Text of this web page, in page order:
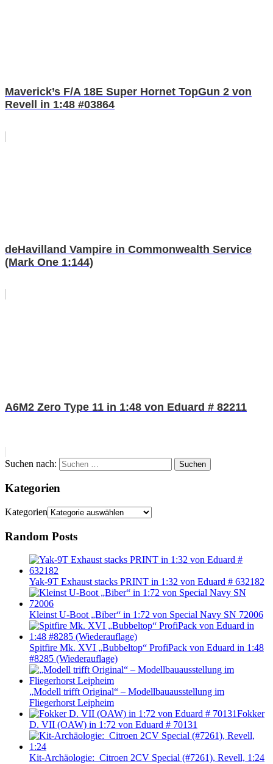
Maverick’s F/A 18E Super Hornet TopGun 2 von
Revell in 1:48 #03864
deHavilland Vampire in Commonwealth Service
(Mark One 1:144)
A6M2 Zero Type 11 in 1:48 von Eduard # 82211
Suchen nach: Suchen
Kategorien
Kategorien
Random Posts
Yak-9T Exhaust stacks PRINT in 1:32 von Eduard # 632182
Kleinst U-Boot „Biber“ in 1:72 von Special Navy SN 72006
Spitfire Mk. XVI „Bubbeltop“ ProfiPack von Eduard in 1:48
#8285 (Wiederauflage)
„Modell trifft Original“ – Modellbauausstellung im
Fliegerhorst Leipheim
Fokker
D. VII (OAW) in 1:72 von Eduard # 70131
Kit-Archäologie: Citroen 2CV Special (#7261), Revell, 1:24